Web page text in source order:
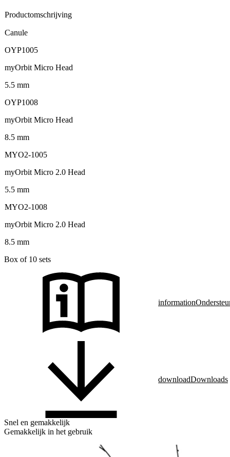
Productomschrijving
Canule
OYP1005
myOrbit Micro Head
5.5 mm
OYP1008
myOrbit Micro Head
8.5 mm
MYO2-1005
myOrbit Micro 2.0 Head
5.5 mm
MYO2-1008
myOrbit Micro 2.0 Head
8.5 mm
Box of 10 sets
information
downloadDownloads
Snel en gemakkelijk
Gemakkelijk in het gebruik